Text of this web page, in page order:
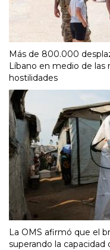
Más de 800.000
Líbano en medio de las
hostilidades
La OMS afirmó que el
superando la